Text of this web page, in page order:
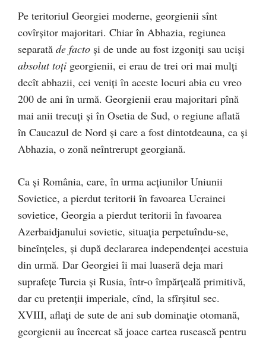
Pe teritoriul Georgiei moderne, georgienii sînt
covîrşitor majoritari. Chiar în Abhazia, regiunea
separată de facto şi de unde au fost izgoniţi sau ucişi
absolut toţi georgienii, ei erau de trei ori mai mulţi
decît abhazii, cei veniţi în aceste locuri abia cu vreo
200 de ani în urmă. Georgienii erau majoritari pînă
mai anii trecuţi şi în Osetia de Sud, o regiune aflată
în Caucazul de Nord şi care a fost dintotdeauna, ca şi
Abhazia, o zonă neîntrerupt georgiană.
Ca şi România, care, în urma acţiunilor Uniunii
Sovietice, a pierdut teritorii în favoarea Ucrainei
sovietice, Georgia a pierdut teritorii în favoarea
Azerbaidjanului sovietic, situaţia perpetuîndu-se,
bineînţeles, şi după declararea independenţei acestuia
din urmă. Dar Georgiei îi mai luaseră deja mari
suprafeţe Turcia şi Rusia, într-o împărţeală primitivă,
dar cu pretenţii imperiale, cînd, la sfîrşitul sec.
XVIII, aflaţi de sute de ani sub dominaţie otomană,
georgienii au încercat să joace cartea rusească pentru